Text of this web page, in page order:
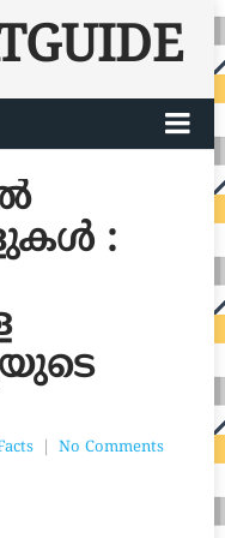
:
No Comments